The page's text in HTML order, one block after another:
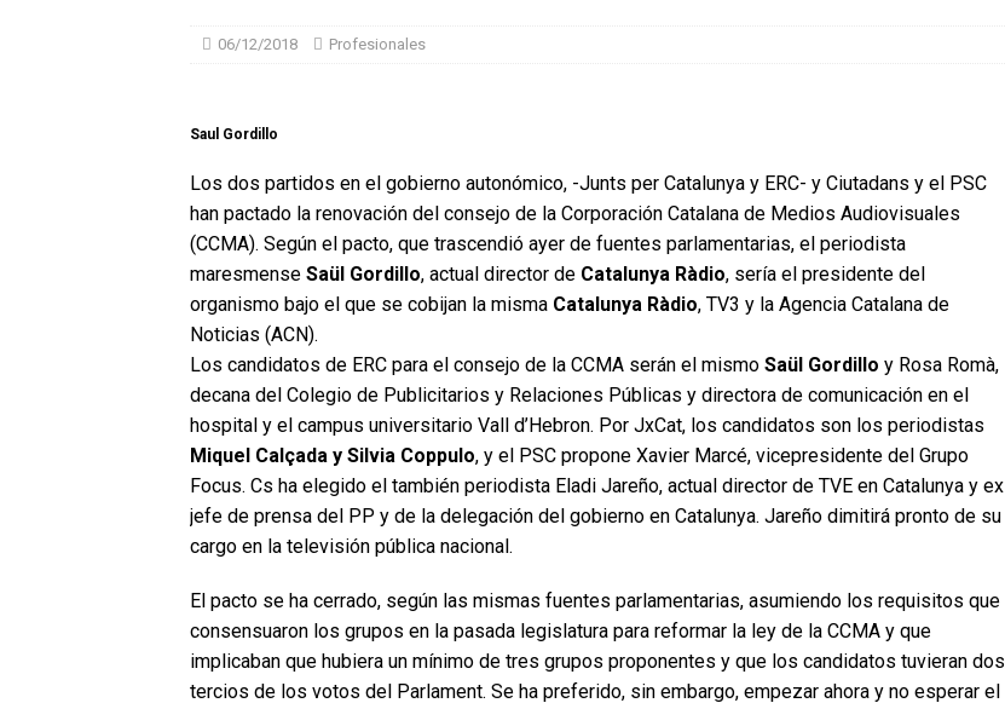
06/12/2018 Profesionales
Saul Gordillo
Los dos partidos en el gobierno autonómico, -Junts per Catalunya y ERC- y Ciutadans y el PSC
han pactado la renovación del consejo de la Corporación Catalana de Medios Audiovisuales
(CCMA). Según el pacto, que trascendió ayer de fuentes parlamentarias, el periodista
maresmense Saül Gordillo, actual director de Catalunya Ràdio, sería el presidente del
organismo bajo el que se cobijan la misma Catalunya Ràdio, TV3 y la Agencia Catalana de
Noticias (ACN).
Los candidatos de ERC para el consejo de la CCMA serán el mismo Saül Gordillo y Rosa Romà,
decana del Colegio de Publicitarios y Relaciones Públicas y directora de comunicación en el
hospital y el campus universitario Vall d’Hebron. Por JxCat, los candidatos son los periodistas
Miquel Calçada y Silvia Coppulo, y el PSC propone Xavier Marcé, vicepresidente del Grupo
Focus. Cs ha elegido el también periodista Eladi Jareño, actual director de TVE en Catalunya y ex
jefe de prensa del PP y de la delegación del gobierno en Catalunya. Jareño dimitirá pronto de su
cargo en la televisión pública nacional.
El pacto se ha cerrado, según las mismas fuentes parlamentarias, asumiendo los requisitos que
consensuaron los grupos en la pasada legislatura para reformar la ley de la CCMA y que
implicaban que hubiera un mínimo de tres grupos proponentes y que los candidatos tuvieran dos
tercios de los votos del Parlament. Se ha preferido, sin embargo, empezar ahora y no esperar el